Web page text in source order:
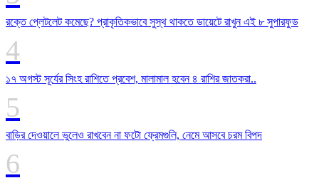
রক্তে প্লেটলেট কমেছে? প্রাকৃতিকভাবে সুস্থ থাকতে ডায়েটে রাখুন এই ৮ সুপারফুড
১৭ অগস্ট সূর্যের সিংহ রাশিতে প্রবেশ, মালামাল হবেন ৪ রাশির জাতকরা..
বাড়ির দেওয়ালে ভুলেও রাখবেন না ফটো ফ্রেমগুলি, নেমে আসবে চরম বিপদ